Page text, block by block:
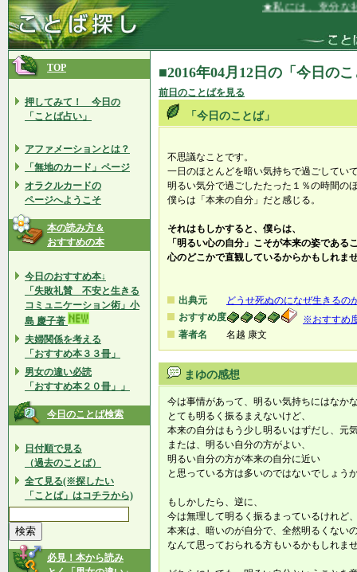
★私には、充分な社
TOP
押してみて！ 今日の
「ことば占い」
アファメーションとは？
「無地のカード」ページ
オラクルカードの
ページへようこそ
本の読み方＆
おすすめの本
今日のおすすめ本↓
「失敗礼賛 不安と生きる
コミュニケーション術」小
島 慶子著
夫婦関係を考える
「おすすめ本３３冊」
男女の違い必読
「おすすめ本２０冊」」
今日のことば検索
日付順で見る
（過去のことば）
全て見る(※探したい
「ことば」はコチラから)
必見！本から読み
■2016年04月12日の「今日の
前日のことばを見る
「今日のことば」
不思議なことです。
一日のほとんどを暗い気持ちで過ごしてい
明るい気分で過ごしたたった１％の時間の
僕らは「本来の自分」だと感じる。
それはもしかすると、僕らは、
「明るい心の自分」こそが本来の姿である
心のどこかで直観しているからかもしれま
出典元
どうせ死ぬのになぜ生きるの
おすすめ度
※おすすめ
著者名
名越 康文
まゆの感想
今は事情があって、明るい気持ちにはなか
とても明るく振るまえないけど、
本来の自分はもう少し明るいはずだし、元
または、明るい自分の方がよい、
明るい自分の方が本来の自分に近い
と思っている方は多いのではないでしょう
もしかしたら、逆に、
今は無理して明るく振るまっているけれど
本来は、暗いのが自分で、全然明るくない
なんて思っておられる方もいるかもしれま